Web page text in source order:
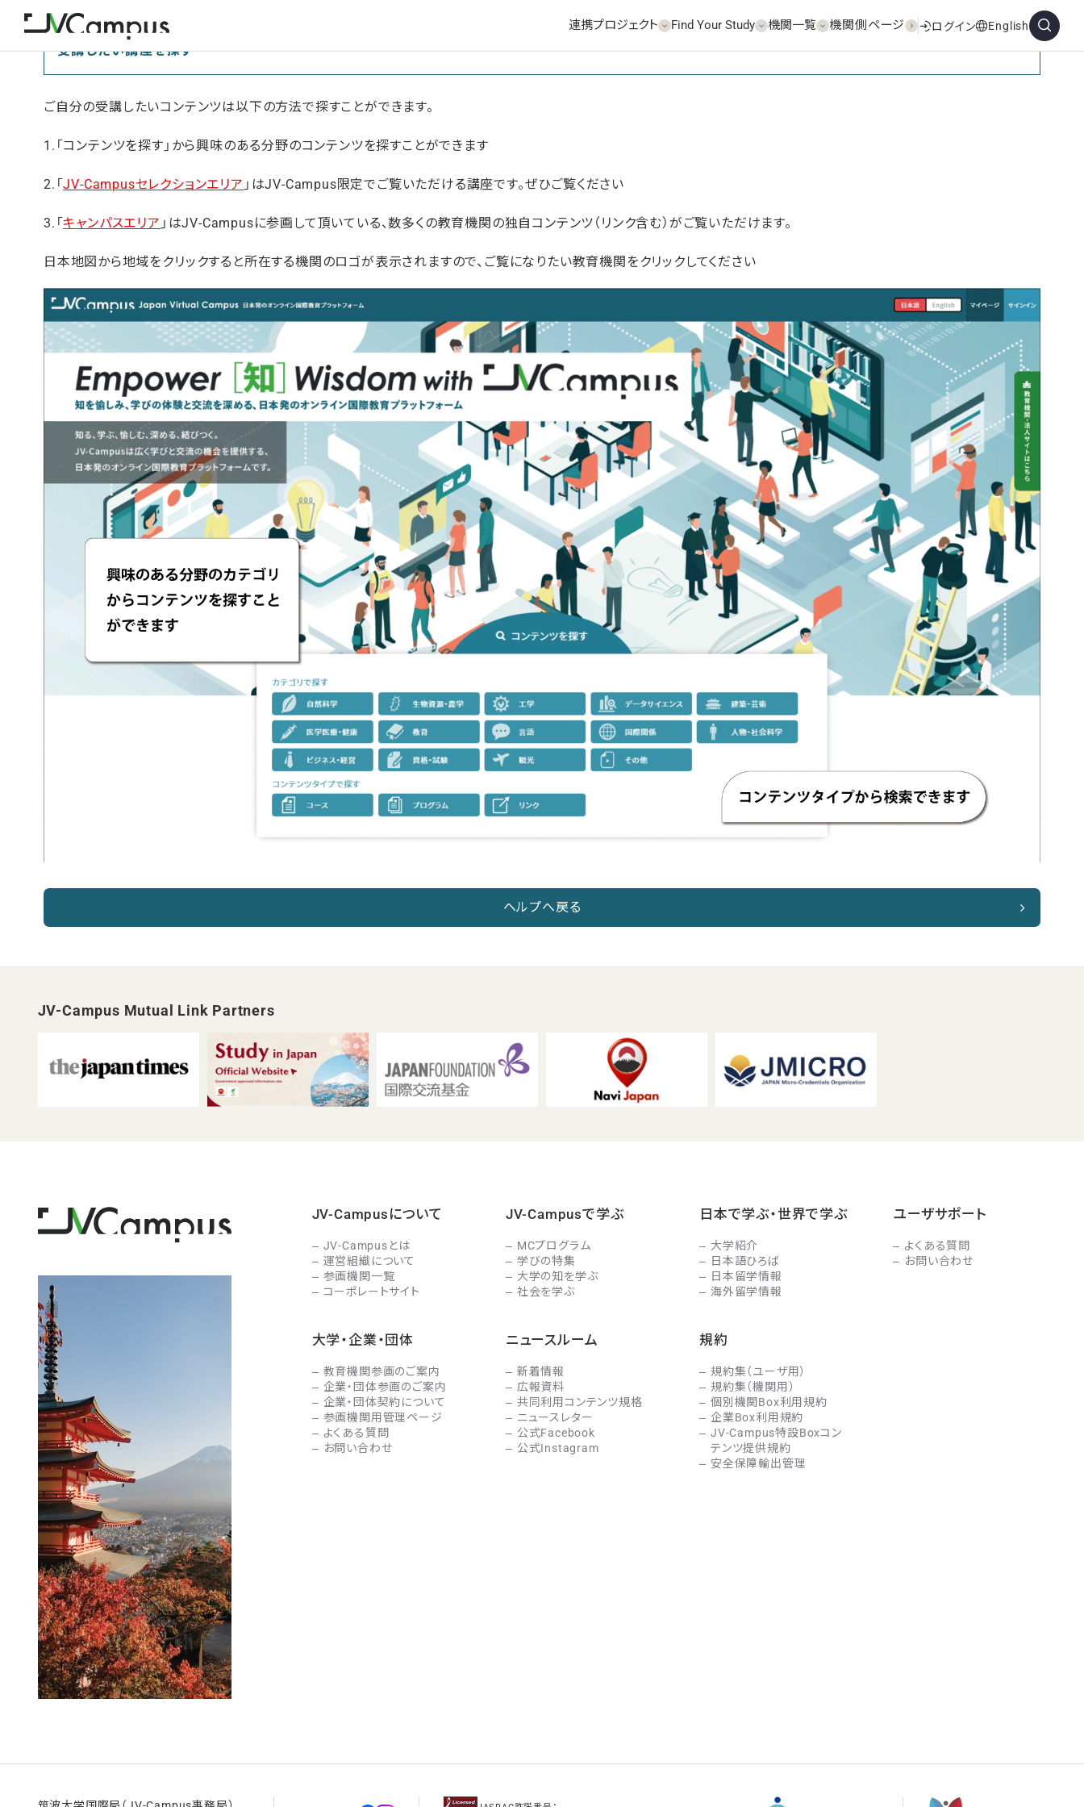
連携プロジェクト Find Your Study 機関一覧 機関側ページ ログイン English
受講したい講座を探す
ご自分の受講したいコンテンツは以下の方法で探すことができます。
1.「コンテンツを探す」から興味のある分野のコンテンツを探すことができます
2.「JV-Campusセレクションエリア 」はJV-Campus限定でご覧いただける講座です。ぜひご覧ください
3.「キャンパスエリア 」はJV-Campusに参画して頂いている、数多くの教育機関の独自コンテンツ（リンク含む）がご覧いただけます。
日本地図から地域をクリックすると所在する機関のロゴが表示されますので、ご覧になりたい教育機関をクリックしてください
ヘルプへ戻る
JV-Campus Mutual Link Partners
JV-Campusについて
JV-Campusとは
運営組織について
参画機関一覧
コーポレートサイト
JV-Campusで学ぶ
MCプログラム
学びの特集
大学の知を学ぶ
社会を学ぶ
日本で学ぶ・世界で学ぶ
大学紹介
日本語ひろば
日本留学情報
海外留学情報
ユーザサポート
よくある質問
お問い合わせ
大学・企業・団体
教育機関参画のご案内
企業・団体参画のご案内
企業・団体契約について
参画機関用管理ページ
よくある質問
お問い合わせ
ニュースルーム
新着情報
広報資料
共同利用コンテンツ規格
ニュースレター
公式Facebook
公式Instagram
規約
規約集（ユーザ用）
規約集（機関用）
個別機関Box利用規約
企業Box利用規約
JV-Campus特設Boxコン
テンツ提供規約
安全保障輸出管理